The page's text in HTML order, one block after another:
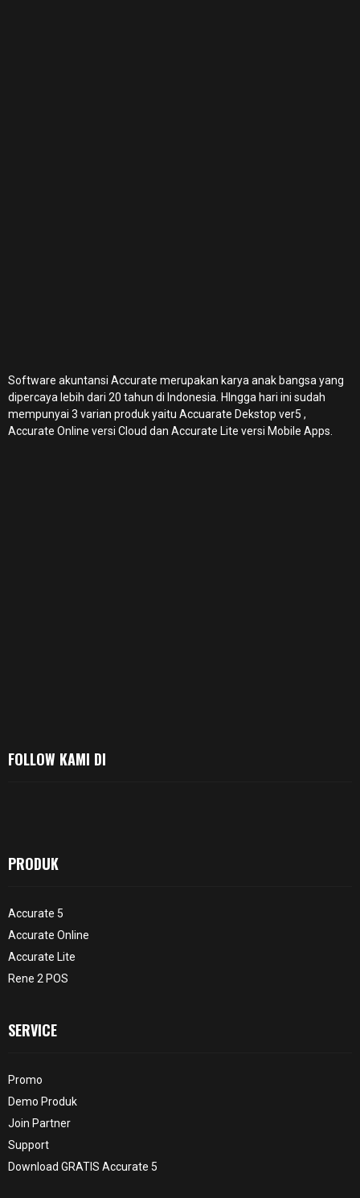
Software akuntansi Accurate merupakan karya anak bangsa yang
dipercaya lebih dari 20 tahun di Indonesia. HIngga hari ini sudah
mempunyai 3 varian produk yaitu Accuarate Dekstop ver5 ,
Accurate Online versi Cloud dan Accurate Lite versi Mobile Apps.
FOLLOW KAMI DI
PRODUK
Accurate 5
Accurate Online
Accurate Lite
Rene 2 POS
SERVICE
Promo
Demo Produk
Join Partner
Support
Download GRATIS Accurate 5